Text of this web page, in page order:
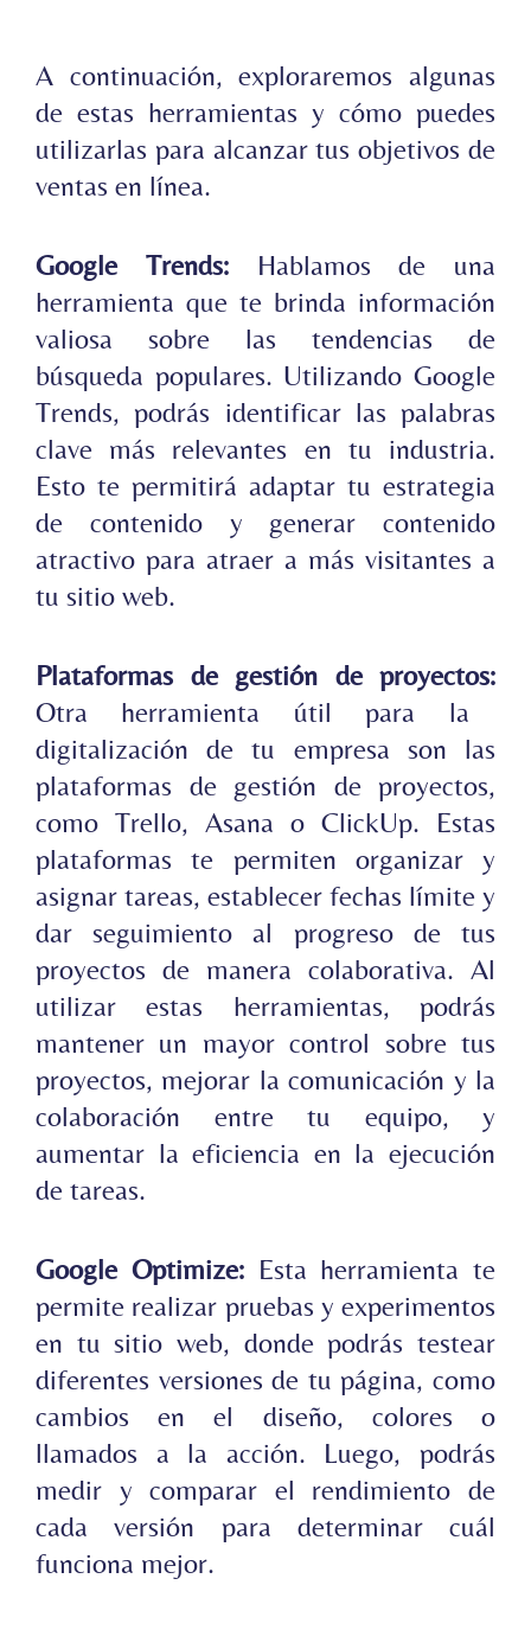
A continuación, exploraremos algunas
de estas herramientas y cómo puedes
utilizarlas para alcanzar tus objetivos de
ventas en línea.
Google Trends: Hablamos de
una
herramienta que te brinda información
valiosa sobre las tendencias de
búsqueda populares. Utilizando Google
Trends, podrás identificar las palabras
clave más relevantes en tu industria.
Esto te permitirá adaptar tu estrategia
de contenido y generar contenido
atractivo para atraer a más visitantes a
tu sitio web.
Plataformas de gestión de proyectos:
Otra herramienta útil para la
digitalización de tu empresa son las
plataformas de gestión de proyectos,
como Trello, Asana o ClickUp. Estas
plataformas te permiten organizar y
asignar tareas, establecer fechas límite y
dar seguimiento al progreso de tus
proyectos de manera colaborativa. Al
utilizar estas herramientas, podrás
mantener un mayor control sobre tus
proyectos, mejorar la comunicación y la
colaboración entre tu equipo, y
aumentar la eficiencia en la ejecución
de tareas.
Google Optimize:Esta herramienta te
permite realizar pruebas y experimentos
en tu sitio web, donde podrás testear
diferentes versiones de tu página, como
cambios en el diseño, colores o
llamados a la acción. Luego, podrás
medir y comparar el rendimiento de
cada versión para determinar cuál
funciona mejor.